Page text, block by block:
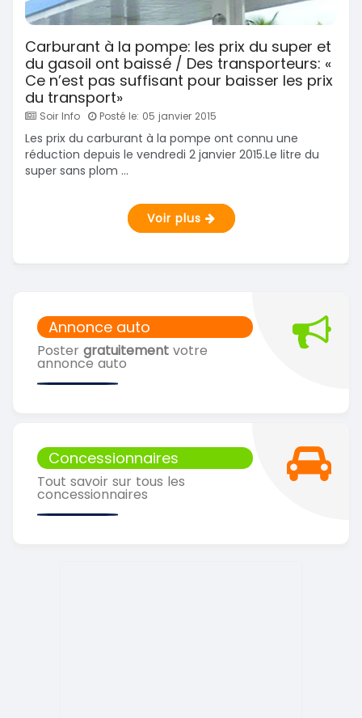
Annonce auto
Poster gratuitement votre
annonce auto
Concessionnaires
Tout savoir sur tous les
concessionnaires
Carburant à la pompe: les prix du super et
du gasoil ont baissé / Des transporteurs: «
Ce n’est pas suffisant pour baisser les prix
du transport»
Soir Info Posté le: 05 janvier 2015
Les prix du carburant à la pompe ont connu une
réduction depuis le vendredi 2 janvier 2015.Le litre du
super sans plom ...
Voir plus